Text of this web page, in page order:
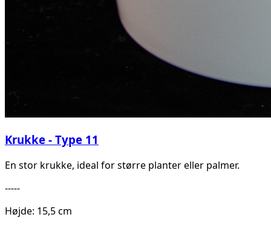
Krukke - Type 11
En stor krukke, ideal for større planter eller palmer.
-----
Højde: 15,5 cm